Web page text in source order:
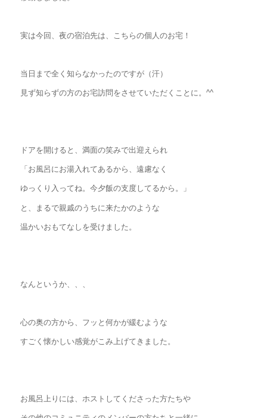
実は今回、夜の宿泊先は、こちらの個人のお宅！
当日まで全く知らなかったのですが（汗）
見ず知らずの方のお宅訪問をさせていただくことに。^^
ドアを開けると、満面の笑みで出迎えられ
「お風呂にお湯入れてあるから、遠慮なく
ゆっくり入ってね。今夕飯の支度してるから。」
と、まるで親戚のうちに来たかのような
温かいおもてなしを受けました。
なんというか、、、
心の奥の方から、フッと何かが緩むような
すごく懐かしい感覚がこみ上げてきました。
お風呂上りには、ホストしてくださった方たちや